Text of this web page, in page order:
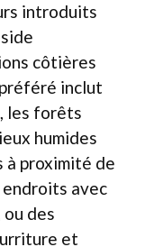
introduits
côtières
inclut
les forêts
humides
à proximité de
endroits avec
ou des
et